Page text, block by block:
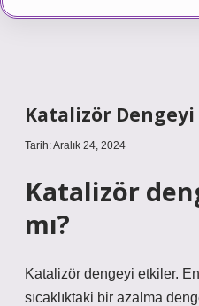
Katalizör Dengeyi
Tarih: Aralık 24, 2024
Katalizör
mı?
Katalizör dengeyi etkiler.
sıcaklıktaki bir azalma